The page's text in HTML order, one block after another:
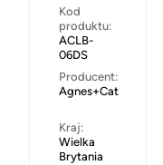
Kod
produktu:
ACLB-
06DS
Producent:
Agnes+Cat
Kraj:
Wielka
Brytania